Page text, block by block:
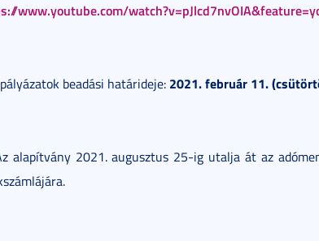
www.youtube.com/
beadási határideje: 2021. február 11.
alapítvány 2021. augusztus 25-ig utalja át az